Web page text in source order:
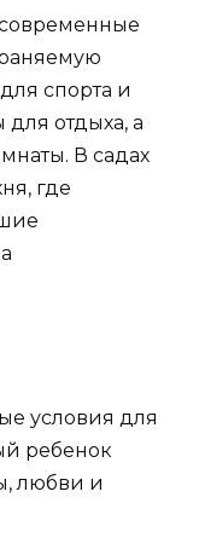
современные
спорта и
отдыха, а
В садах
где
условия для
ребенок
любви и